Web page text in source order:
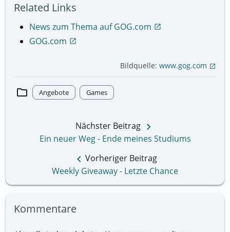
Related Links
News zum Thema auf GOG.com open_in_new
GOG.com open_in_new
Bildquelle: www.gog.com open_in_new
folder Angebote Games
keyboard_arrow_left Vorheriger Beitrag
Weekly Giveaway - Letzte Chance
Nächster Beitrag keyboard_arrow_right
Ein neuer Weg - Ende meines Studiums
Kommentare